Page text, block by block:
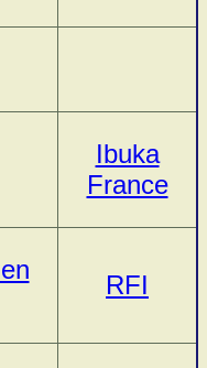
Ibuka
France
RFI